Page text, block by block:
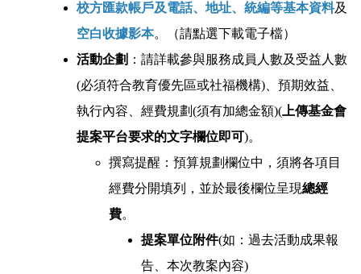
校方匯款帳戶及電話、地址、統編等基本資料及
空白收據影本。（請點選下載電子檔）
活動企劃 ：請詳載參與服務成員人數及受益人數
(必須符合教育優先區或社福機構)、預期效益、
執行內容、經費規劃(須有加總金額)( 上傳基金會
提案平台要求的文字欄位即可)。
撰寫提醒：預算規劃欄位中，須將各項目
經費分開填列，並於最後欄位呈現總經
費。
提案單位附件(如：過去活動成果報
告、本次教案內容)